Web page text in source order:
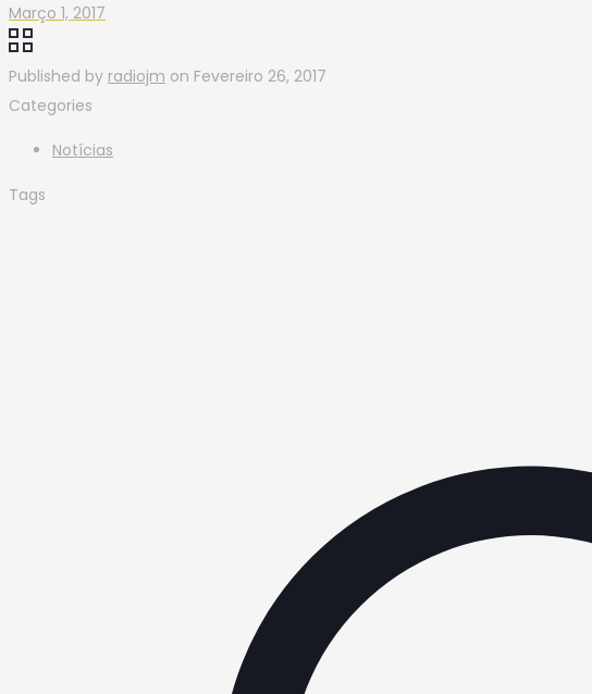
Março 1, 2017
Published by radiojm on Fevereiro 26, 2017
Categories
Notícias
Tags